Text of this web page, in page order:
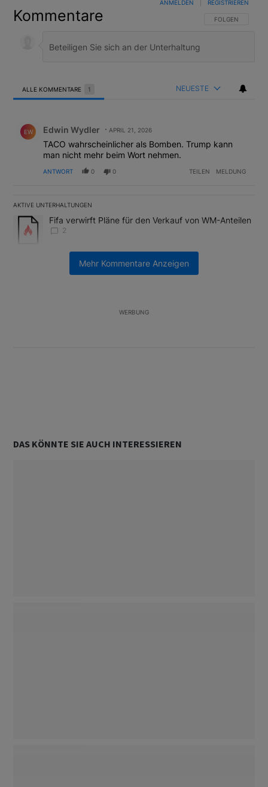
Mehr Kommentare Anzeigen
Kommentare FOLGE DIESER
FOLGEN
ANMELDEN REGISTRIEREN
ALLE KOMMENTARE 1 NEUESTE
EW Edwin Wydler APRIL 21, 2026
TACO wahrscheinlicher als Bomben. Trump kann
man nicht mehr beim Wort nehmen.
ANTWORT 0 0 TEILEN MELDUNG
AKTIVE UNTERHALTUNGEN
Das Folgende ist eine Liste der am meisten kommentierten
Ein Trendartikel mit dem Titel "Fifa verwirft Pläne für den
Fifa verwirft Pläne für den Verkauf von WM-Anteilen
2
Ein Trendartikel mit dem Titel "Tanken in der Schweiz: Die
Tanken in der Schweiz: Die besten Tipps gegen
WERBUNG
DAS KÖNNTE SIE AUCH INTERESSIEREN